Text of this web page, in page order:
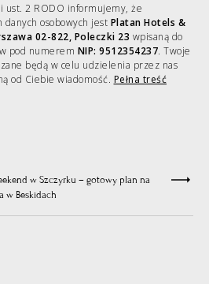
ust. 2 RODO informujemy, że
osobowych jest Platan Hotels &
02-822, Poleczki 23 wpisaną do
pod numerem NIP: 9512354237. Twoje
będą w celu udzielenia przez nas
od Ciebie wiadomość. Pełna treść
SPA. Co wybrać, czego się
warto?